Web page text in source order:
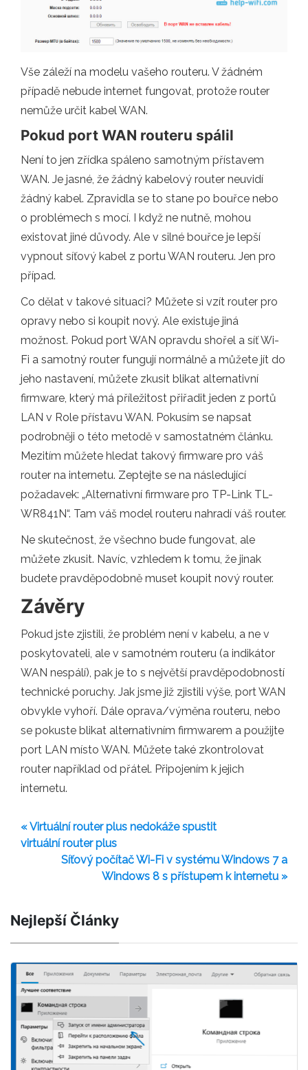
Vše záleží na modelu vašeho routeru. V žádném
případě nebude internet fungovat, protože router
nemůže určit kabel WAN.
Pokud port WAN routeru spálil
Není to jen zřídka spáleno samotným přístavem
WAN. Je jasné, že žádný kabelový router neuvidí
žádný kabel. Zpravidla se to stane po bouřce nebo
o problémech s mocí. I když ne nutně, mohou
existovat jiné důvody. Ale v silné bouřce je lepší
vypnout síťový kabel z portu WAN routeru. Jen pro
případ.
Co dělat v takové situaci? Můžete si vzít router pro
opravy nebo si koupit nový. Ale existuje jiná
možnost. Pokud port WAN opravdu shořel a síť Wi-
Fi a samotný router fungují normálně a můžete jít do
jeho nastavení, můžete zkusit blikat alternativní
firmware, který má příležitost přiřadit jeden z portů
LAN v Role přístavu WAN. Pokusím se napsat
podrobněji o této metodě v samostatném článku.
Mezitím můžete hledat takový firmware pro váš
router na internetu. Zeptejte se na následující
požadavek: „Alternativní firmware pro TP-Link TL-
WR841N“. Tam váš model routeru nahradí váš router.
Ne skutečnost, že všechno bude fungovat, ale
můžete zkusit. Navíc, vzhledem k tomu, že jinak
budete pravděpodobně muset koupit nový router.
Závěry
Pokud jste zjistili, že problém není v kabelu, a ne v
poskytovateli, ale v samotném routeru (a indikátor
WAN nespálí), pak je to s největší pravděpodobností
technické poruchy. Jak jsme již zjistili výše, port WAN
obvykle vyhoří. Dále oprava/výměna routeru, nebo
se pokuste blikat alternativním firmwarem a použijte
port LAN místo WAN. Můžete také zkontrolovat
router například od přátel. Připojením k jejich
internetu.
« Virtuální router plus nedokáže spustit
virtuální router plus
Síťový počítač Wi-Fi v systému Windows 7 a
Windows 8 s přístupem k internetu »
Nejlepší Články